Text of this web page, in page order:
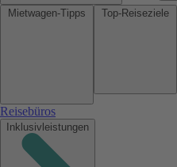
Reisebüros
Inklusivleistungen